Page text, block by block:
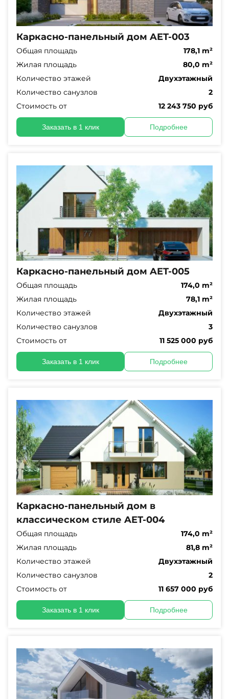
Каркасно-панельный дом AET-003
Общая площадь
178,1 m²
Жилая площадь
80,0 m²
Количество этажей
Двухэтажный
Количество санузлов
2
Стоимость от
12 243 750 руб
Заказать в 1 клик Подробнее
Каркасно-панельный дом AET-005
Общая площадь
174,0 m²
Жилая площадь
78,1 m²
Количество этажей
Двухэтажный
Количество санузлов
3
Стоимость от
11 525 000 руб
Заказать в 1 клик Подробнее
Каркасно-панельный дом в
классическом стиле AET-004
Общая площадь
174,0 m²
Жилая площадь
81,8 m²
Количество этажей
Двухэтажный
Количество санузлов
2
Стоимость от
11 657 000 руб
Заказать в 1 клик Подробнее